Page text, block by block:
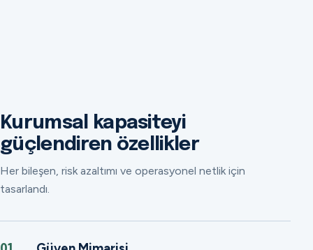
Kurumsal kapasiteyi
güçlendiren özellikler
Her bileşen, risk azaltımı ve operasyonel netlik için
tasarlandı.